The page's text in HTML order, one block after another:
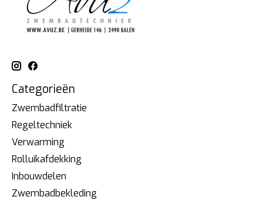
Categorieën
Zwembadfiltratie
Regeltechniek
Verwarming
Rolluikafdekking
Inbouwdelen
Zwembadbekleding